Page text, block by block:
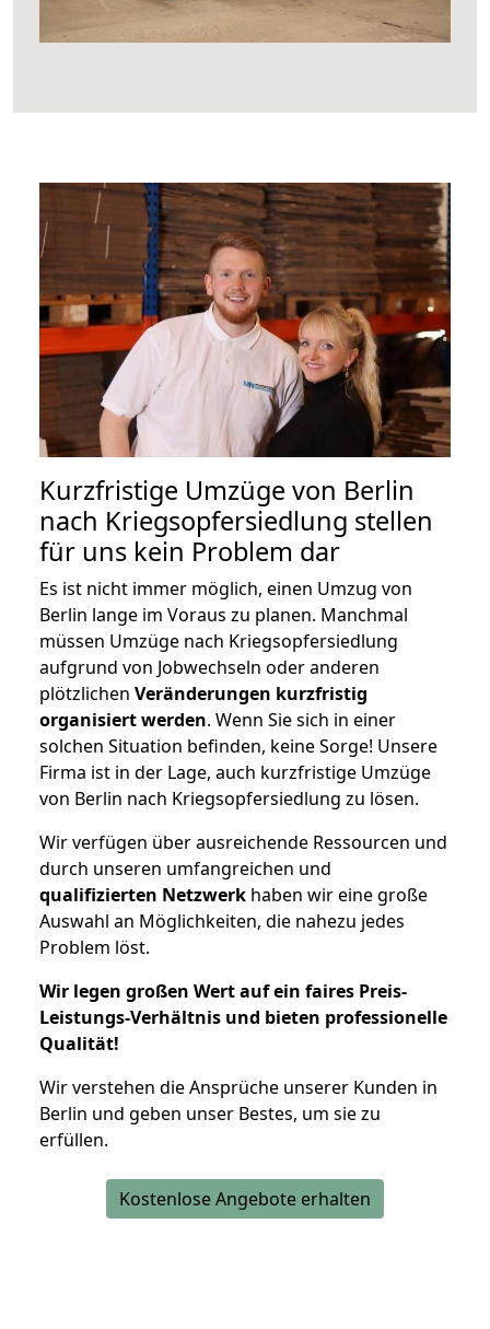
Kurzfristige Umzüge von Berlin
nach Kriegsopfersiedlung stellen
für uns kein Problem dar
Es ist nicht immer möglich, einen Umzug von
Berlin lange im Voraus zu planen. Manchmal
müssen Umzüge nach Kriegsopfersiedlung
aufgrund von Jobwechseln oder anderen
plötzlichen Veränderungen kurzfristig
organisiert werden. Wenn Sie sich in einer
solchen Situation befinden, keine Sorge! Unsere
Firma ist in der Lage, auch kurzfristige Umzüge
von Berlin nach Kriegsopfersiedlung zu lösen.
Wir verfügen über ausreichende Ressourcen und
durch unseren umfangreichen und
qualifizierten Netzwerk haben wir eine große
Auswahl an Möglichkeiten, die nahezu jedes
Problem löst.
Wir legen großen Wert auf ein faires Preis-
Leistungs-Verhältnis und bieten professionelle
Qualität!
Wir verstehen die Ansprüche unserer Kunden in
Berlin und geben unser Bestes, um sie zu
erfüllen.
Kostenlose Angebote erhalten